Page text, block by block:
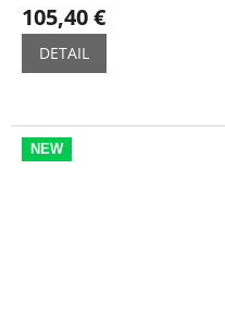
105,40 €
DETAIL
NEW